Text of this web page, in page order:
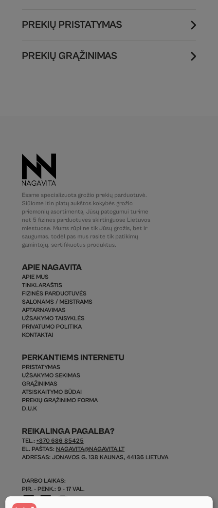
PREKIŲ PRISTATYMAS
PREKIŲ GRĄŽINIMAS
Esame specializuota grožio prekių parduotuvė.
Siūlome itin platų aukštos kokybės grožio
priemonių asortimentą. Jūsų patogumui turime
net 5 fizines parduotuves skirtinguose Lietuvos
miestuose. Mums rūpi ne tik Jūsų grožis, bet ir
saugumas, todėl pas mus rasite tik patikimų
gamintojų, sertifikuotus produktus.
APIE NAGAVITA
APIE MUS
TINKLARAŠTIS
FIZINĖS PARDUOTUVĖS
SALONAMS / MEISTRAMS
APTARNAVIMAS
UŽSAKYMO TAISYKLĖS
PRIVATUMO POLITIKA
KONTAKTAI
PERKANTIEMS INTERNETU
PRISTATYMAS
UŽSAKYMO SEKIMAS
GRĄŽINIMAS
ATSISKAITYMO BŪDAI
PREKIŲ GRĄŽINIMO FORMA
D.U.K
REIKALINGA PAGALBA?
TEL.: +370 686 85425
EL. PAŠTAS: NAGAVITA@NAGAVITA.LT
ADRESAS: JONAVOS G. 138 KAUNAS, 44136 LIETUVA
DARBO LAIKAS:
PIR. - PENK.: 9 - 17 VAL.